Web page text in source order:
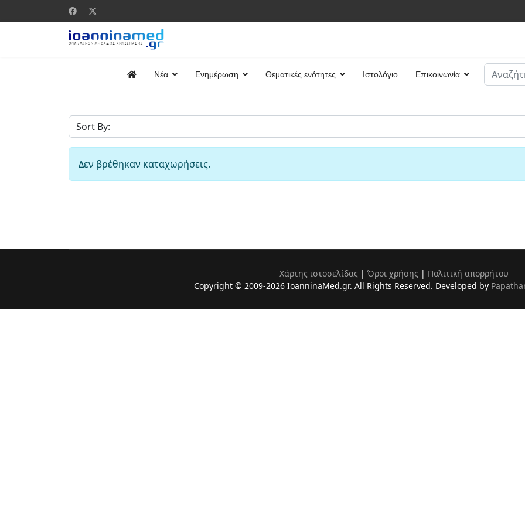
Νέα Ενημέρωση Θεματικές ενότητες Ιστολόγιο Επικοινωνία
Δεν βρέθηκαν καταχωρήσεις.
Χάρτης ιστοσελίδας| Όροι χρήσης| Πολιτική απορρήτου
Copyright © 2009-2026 IoanninaMed.gr. All Rights Reserved. Developed by